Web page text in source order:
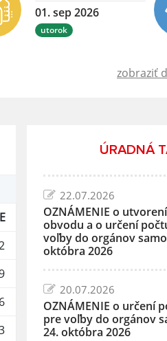
01. sep 2026
utorok
zobraziť
ÚRADNÁ
22.07.2026
OZNÁMENIE o
obvodu a o určení
voľby do orgánov
októbra 2026
20.07.2026
OZNÁMENIE o určení
pre voľby do orgánov
24. októbra 2026